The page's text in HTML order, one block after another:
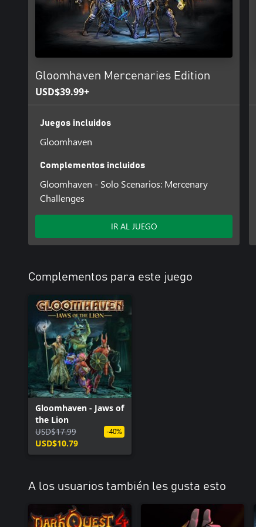
Gloomhaven Mercenaries Edition
USD$39.99+
Juegos incluidos
Gloomhaven
Complementos incluidos
Gloomhaven - Solo Scenarios: Mercenary
Challenges
IR AL JUEGO
Complementos para este juego
Gloomhaven - Jaws of
the Lion
USD$17.99
USD$10.79
-40%
A los usuarios también les gusta esto